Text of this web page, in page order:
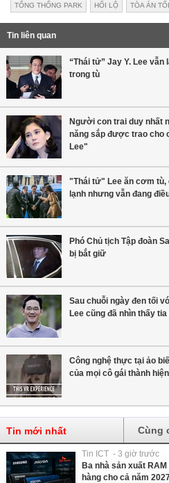
TỔNG THỐNG PARK HỐI LỘ TÒA ÁN
Tin liên quan
“Thái tử” Jay Y. Lee
trong tù
Người con trai duy nhất
năng sắp được trao cho
Lee"
"Thái tử" Lee ăn cơm tù,
lạnh nhưng vẫn đang
Phó Chủ tịch Tập đoàn
bị bắt giữ
Sau chuỗi ngày đen tối
Lee cũng đã nhìn thấy
Công nghệ thực tại ảo
của mọi cô gái thành
Tin mới nhất Cùng
Tin ICT - 3 giờ trước
Ba nhà sản xuất
hàng cho cả năm